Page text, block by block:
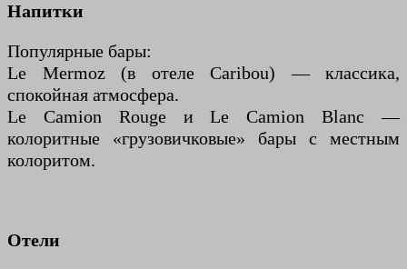
Напитки
Популярные бары:
Le Mermoz (в отеле Caribou) — классика,
спокойная атмосфера.
Le Camion Rouge и Le Camion Blanc —
колоритные «грузовичковые» бары с местным
колоритом.
Отели